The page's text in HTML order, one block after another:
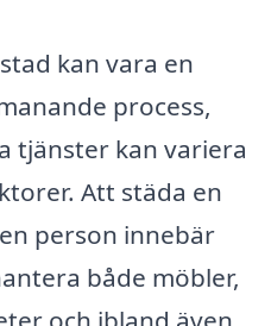
kan vara en
process,
tjänster kan variera
Att städa en
person innebär
både möbler,